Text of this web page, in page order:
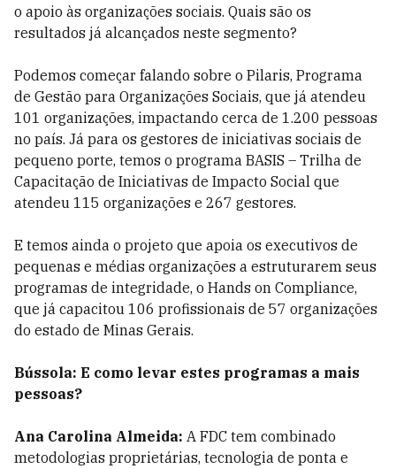
o apoio às organizações sociais. Quais são os
resultados já alcançados neste segmento?
Podemos começar falando sobre o Pilaris, Programa
de Gestão para Organizações Sociais, que já atendeu
101 organizações, impactando cerca de 1.200 pessoas
no país. Já para os gestores de iniciativas sociais de
pequeno porte, temos o programa BASIS – Trilha de
Capacitação de Iniciativas de Impacto Social que
atendeu 115 organizações e 267 gestores.
E temos ainda o projeto que apoia os executivos de
pequenas e médias organizações a estruturarem seus
programas de integridade, o Hands on Compliance,
que já capacitou 106 profissionais de 57 organizações
do estado de Minas Gerais.
Bússola: E como levar estes programas a mais
pessoas?
Ana Carolina Almeida: A FDC tem combinado
metodologias proprietárias, tecnologia de ponta e